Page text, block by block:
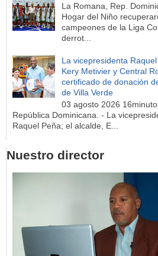
La Romana, Rep.
Hogar del Niño
campeones de la Liga
derrot...
La vicepresidenta
Kery Metivier y Central
certificado de donación
de Villa Verde
03 agosto 2026
República Dominicana. - La
Raquel Peña; el alcalde, E...
Nuestro director